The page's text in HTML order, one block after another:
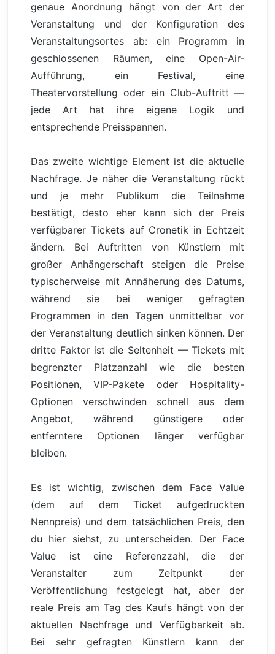
genaue Anordnung hängt von der Art der
Veranstaltung und der Konfiguration des
Veranstaltungsortes ab: ein Programm in
geschlossenen Räumen, eine Open-Air-
Aufführung, ein Festival, eine
Theatervorstellung oder ein Club-Auftritt —
jede Art hat ihre eigene Logik und
entsprechende Preisspannen.
Das zweite wichtige Element ist die aktuelle
Nachfrage. Je näher die Veranstaltung rückt
und je mehr Publikum die Teilnahme
bestätigt, desto eher kann sich der Preis
verfügbarer Tickets auf Cronetik in Echtzeit
ändern. Bei Auftritten von Künstlern mit
großer Anhängerschaft steigen die Preise
typischerweise mit Annäherung des Datums,
während sie bei weniger gefragten
Programmen in den Tagen unmittelbar vor
der Veranstaltung deutlich sinken können. Der
dritte Faktor ist die Seltenheit — Tickets mit
begrenzter Platzanzahl wie die besten
Positionen, VIP-Pakete oder Hospitality-
Optionen verschwinden schnell aus dem
Angebot, während günstigere oder
entferntere Optionen länger verfügbar
bleiben.
Es ist wichtig, zwischen dem Face Value
(dem auf dem Ticket aufgedruckten
Nennpreis) und dem tatsächlichen Preis, den
du hier siehst, zu unterscheiden. Der Face
Value ist eine Referenzzahl, die der
Veranstalter zum Zeitpunkt der
Veröffentlichung festgelegt hat, aber der
reale Preis am Tag des Kaufs hängt von der
aktuellen Nachfrage und Verfügbarkeit ab.
Bei sehr gefragten Künstlern kann der